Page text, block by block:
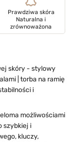
Prawdziwa skóra
Naturalna i
zrównoważona
skóry - stylowy
| torba na ramię
i
możliwościami
szybkiej i
kluczy,